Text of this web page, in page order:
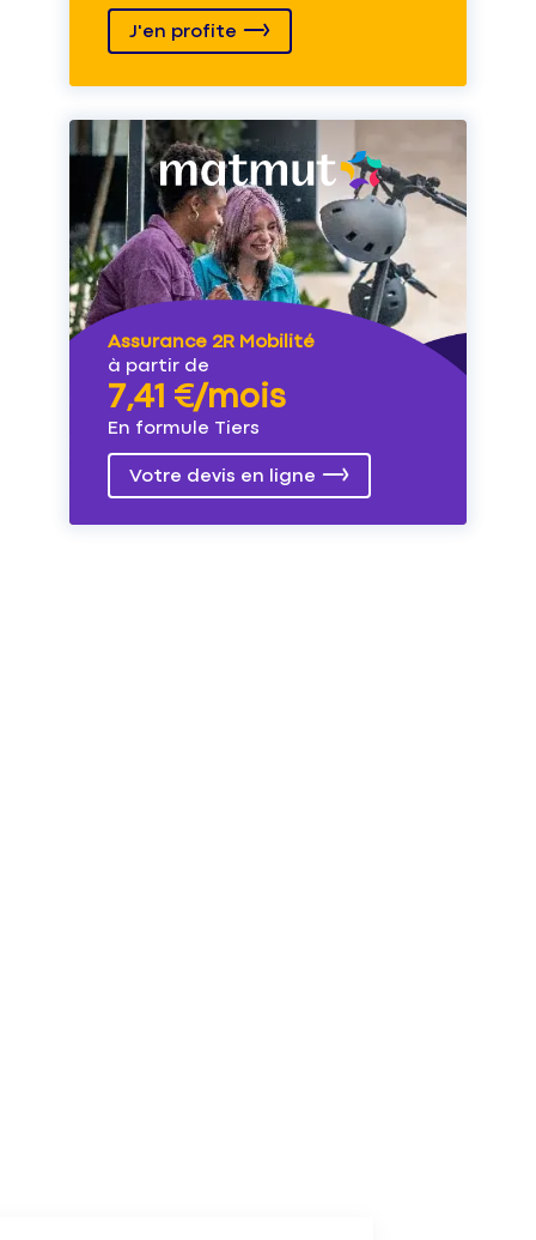
J'en profite
Assurance 2R Mobilité
à partir de
7,41 €/mois
En formule Tiers
Votre devis en ligne